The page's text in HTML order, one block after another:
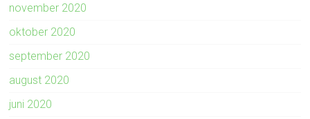
november 2020
oktober 2020
september 2020
august 2020
juni 2020